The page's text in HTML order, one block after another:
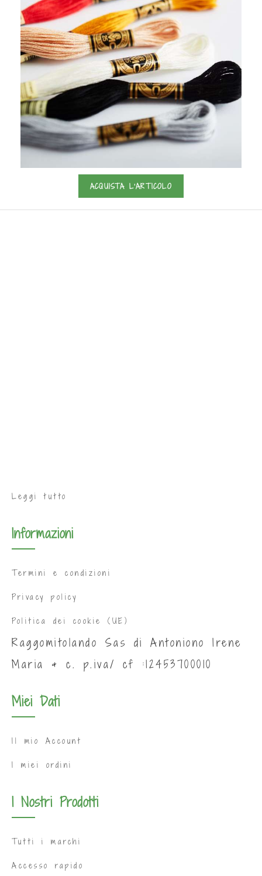
ACQUISTA L'ARTICOLO
Leggi tutto
Informazioni
Termini e condizioni
Privacy policy
Politica dei cookie (UE)
Raggomitolando Sas di Antoniono Irene
Maria & c. p.iva/ cf :12453700010
Miei Dati
Il mio Account
I miei ordini
I Nostri Prodotti
Tutti i marchi
Accesso rapido